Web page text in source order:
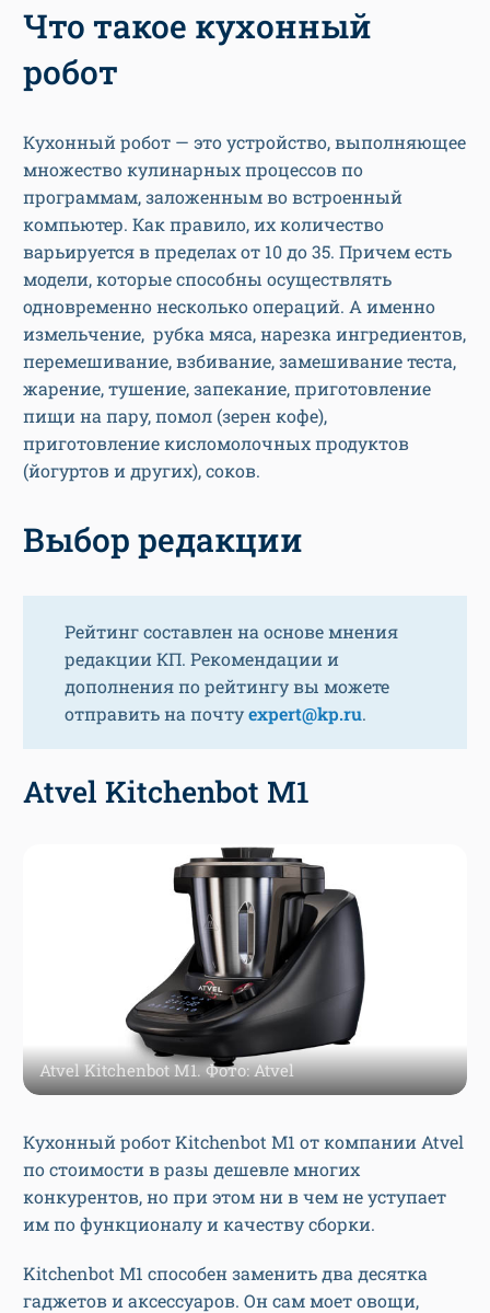
Что такое кухонный
робот
Кухонный робот — это устройство, выполняющее
множество кулинарных процессов по
программам, заложенным во встроенный
компьютер. Как правило, их количество
варьируется в пределах от 10 до 35. Причем есть
модели, которые способны осуществлять
одновременно несколько операций. А именно
измельчение, рубка мяса, нарезка ингредиентов,
перемешивание, взбивание, замешивание теста,
жарение, тушение, запекание, приготовление
пищи на пару, помол (зерен кофе),
приготовление кисломолочных продуктов
(йогуртов и других), соков.
Выбор редакции
Рейтинг составлен на основе мнения
редакции КП. Рекомендации и
дополнения по рейтингу вы можете
отправить на почтуexpert@kp.ru.
Atvel Kitchenbot M1
Atvel Kitchenbot M1. Фото: Atvel
Кухонный робот Kitchenbot M1 от компании Atvel
по стоимости в разы дешевле многих
конкурентов, но при этом ни в чем не уступает
им по функционалу и качеству сборки.
Kitchenbot M1 способен заменить два десятка
гаджетов и аксессуаров. Он сам моет овощи,